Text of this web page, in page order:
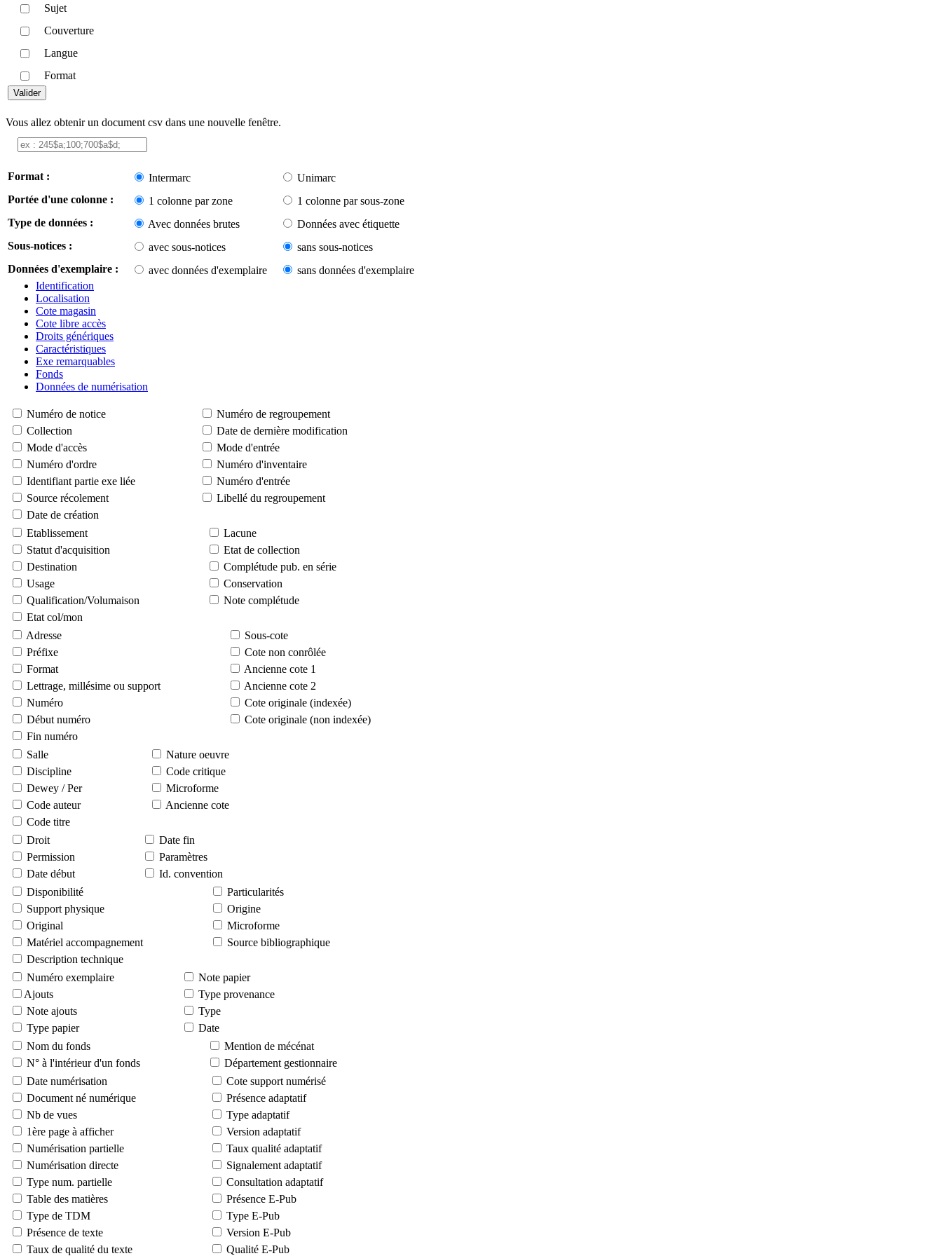
Sujet
Couverture
Langue
Format
Vous allez obtenir un document csv dans une nouvelle fenêtre.
Format : Intermarc
Unimarc
Portée d'une colonne :
1 colonne par zone
1 colonne par sous-zone
Type de données :
Avec données brutes
Données avec étiquette
Sous-notices :
avec sous-notices
sans sous-notices
Données d'exemplaire :
avec données d'exemplaire
sans données d'exemplaire
Identification
Localisation
Cote magasin
Cote libre accès
Droits génériques
Caractéristiques
Exe remarquables
Fonds
Données de numérisation
Numéro de notice
Numéro de regroupement
Collection
Date de dernière modification
Mode d'accès
Mode d'entrée
Numéro d'ordre
Numéro d'inventaire
Identifiant partie exe liée
Numéro d'entrée
Source récolement
Libellé du regroupement
Date de création
Etablissement
Lacune
Statut d'acquisition
Etat de collection
Destination
Complétude pub. en série
Usage
Conservation
Qualification/Volumaison
Note complétude
Etat col/mon
Adresse
Sous-cote
Préfixe
Cote non conrôlée
Format
Ancienne cote 1
Lettrage, millésime ou support
Ancienne cote 2
Numéro
Cote originale (indexée)
Début numéro
Cote originale (non indexée)
Fin numéro
Salle
Nature oeuvre
Discipline
Code critique
Dewey / Per
Microforme
Code auteur
Ancienne cote
Code titre
Droit
Date fin
Permission
Paramètres
Date début
Id. convention
Disponibilité
Particularités
Support physique
Origine
Original
Microforme
Matériel accompagnement
Source bibliographique
Description technique
Numéro exemplaire
Note papier
Ajouts
Type provenance
Note ajouts
Type
Type papier
Date
Nom du fonds
Mention de mécénat
N° à l'intérieur d'un fonds
Département gestionnaire
Date numérisation
Cote support numérisé
Document né numérique
Présence adaptatif
Nb de vues
Type adaptatif
1ère page à afficher
Version adaptatif
Numérisation partielle
Taux qualité adaptatif
Numérisation directe
Signalement adaptatif
Type num. partielle
Consultation adaptatif
Table des matières
Présence E-Pub
Type de TDM
Type E-Pub
Présence de texte
Version E-Pub
Taux de qualité du texte
Qualité E-Pub